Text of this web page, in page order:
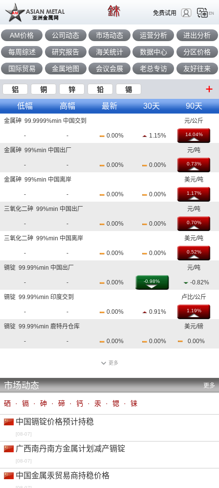
免费试用 EN
AM价格 公司动态 市场动态 运营分析 进出分析
每周综述 研究报告 海关统计 数据中心 分区价格
国际贸易 金属地图 会议会展 老总专访 友好往来
铝 铜 锌 铅 锡
低幅 高幅 最新 30天 90天
金属砷 99.9999%min 中国交到 元/公斤
- - 0.00% 1.15% 14.04%
金属砷 99%min 中国出厂 元/吨
- - 0.00% 0.00% 0.73%
金属砷 99%min 中国离岸 美元/吨
- - 0.00% 0.00% 1.17%
三氧化二砷 99%min 中国出厂 元/吨
- - 0.00% 0.00% 0.70%
三氧化二砷 99%min 中国离岸 美元/吨
- - 0.00% 0.00% 0.52%
镉锭 99.99%min 中国出厂 元/吨
- - 0.00% -0.98% -0.82%
镉锭 99.99%min 印度交到 卢比/公斤
- - 0.00% 0.91% 1.19%
镉锭 99.99%min 鹿特丹仓库 美元/磅
- - 0.00% 0.00% 0.00%
钙锭 还原 98%min 中国出厂 元/吨
- 0.00%
钙粒 还原 98%min 中国出厂 元/吨
钙粒 还原 98%min 中国离岸
-
钙粒 电解 98.5%min 中国出厂
更多
市场动态 更多
硒 · 镉 · 砷 · 碲 · 钙 · 汞 · 锶 · 铼
中国镉锭价格预计持稳
[08-07]
广西南丹南方金属计划减产镉锭
[08-07]
中国金属汞贸易商持稳价格